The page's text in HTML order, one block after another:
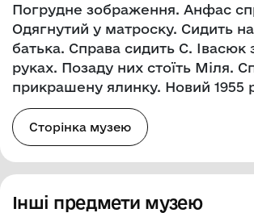
Погрудне зображення. Анфас
Одягнутий у матроску. Сидить
батька. Справа сидить С. Івасюк
руках. Позаду них стоїть Міля.
прикрашену ялинку. Новий 1955
Сторінка музею
Інші предмети музею